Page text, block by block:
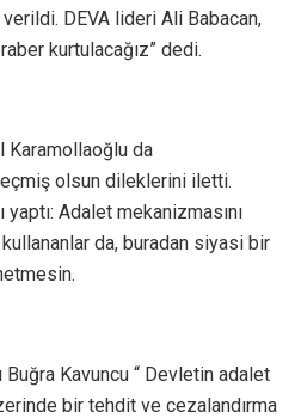
DEVA lideri Ali Babacan,
kurtulacağız” dedi.
Karamollaoğlu da
olsun dileklerini iletti.
Adalet mekanizmasını
da, buradan siyasi bir
Buğra Kavuncu “ Devletin adalet
bir tehdit ve cezalandırma